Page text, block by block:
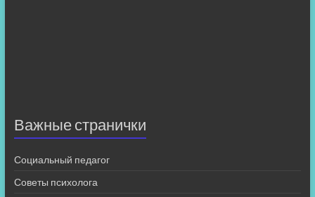
Важные странички
Социальный педагог
Советы психолога